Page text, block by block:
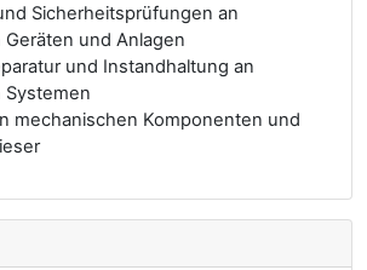
Sicherheitsprüfungen an
und Anlagen
und Instandhaltung an
mechanischen Komponenten und